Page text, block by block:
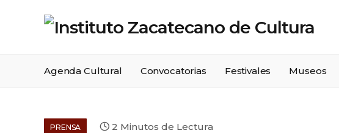
Agenda Cultural Convocatorias Festivales Museos
PRENSA 2 Minutos de Lectura